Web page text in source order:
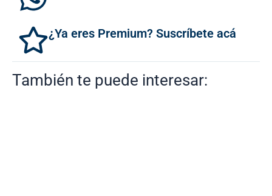
¿Ya eres Premium? Suscríbete acá
También te puede interesar: